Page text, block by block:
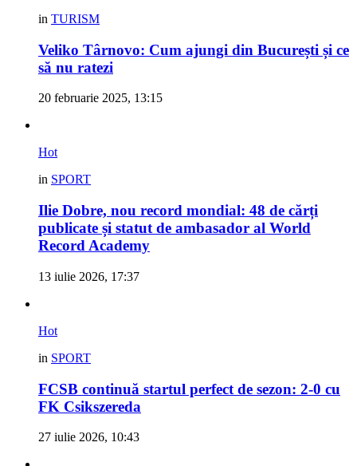
in TURISM
Veliko Târnovo: Cum ajungi din București și ce
să nu ratezi
20 februarie 2025, 13:15
Hot
in SPORT
Ilie Dobre, nou record mondial: 48 de cărți
publicate și statut de ambasador al World
Record Academy
13 iulie 2026, 17:37
Hot
in SPORT
FCSB continuă startul perfect de sezon: 2-0 cu
FK Csikszereda
27 iulie 2026, 10:43